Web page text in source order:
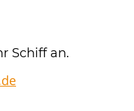
Schiff an.